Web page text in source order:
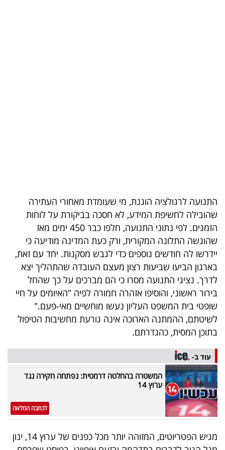
40
UNDER
40
שיתופי
פעולה
דרושים
ניוזלטרים
מייל
אדום
התנועה לרגולציה הוגנת, מי שעומדת מאחורי העתירה
שהובילה לחשיפת המידע, לא חסכה בביקורת על לוחות
הזמנים. לפי נתוני התנועה, חלפו כבר 450 ימים מאז
שהוגשה התלונה המקורית, ורק כעת המדינה מודיעה כי
יידרשו לה חודשים נוספים כדי לגבש מסקנות. יחד עם זאת,
בארגון הביעו שביעות רצון מעצם העובדה שהתהליך יצא
לדרך. נציגי התנועה מסרו כי הם מברכים על כך שהחל
בירור ראשוני, והוסיפו אזהרה חמורה לפיה "האיומים על חיי
שופטי בית המשפט העליון נעשו מוחשיים מאי-פעם."
לשיטתם, ההמתנה הארוכה אינה גורעת מחשיבות הטיפול
בתוכן המסית, כהגדרתם.
עוד ב-
המשטרה בהחלטה דרמטית: נפתחה חקירה נגד
ערוץ 14
לכתבה המלאה
מגיש הפטריוטים, המזוהה יותר מכל כפנים של ערוץ 14, ינון